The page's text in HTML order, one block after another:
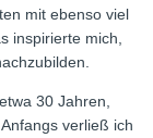
mit ebenso viel
inspirierte mich,
30 Jahren,
verließ ich